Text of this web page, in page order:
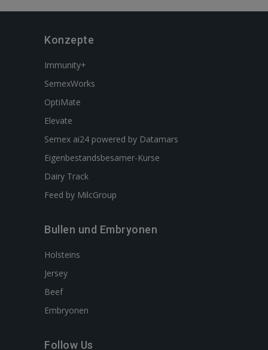
Konzepte
Immunity+
SemexWorks
OptiMate
Elevate
Semex ai24 powered by Datamars
Eigenbestandsbesamer-Kurse
Dairy Track
Feed by MilcGroup
Bullen und Embryonen
Holsteins
Jersey
Beef
Embryonen
Follow Us